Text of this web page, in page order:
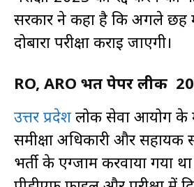
सरकार ने कहा है कि अगले छह
दोबारा परीक्षा कराई जाएगी।
RO, ARO भर्ती पेपर लीक
उत्तर प्रदेश लोक सेवा आयोग के
समीक्षा अधिकारी और सहायक
भर्ती के एग्जाम करवाया गया